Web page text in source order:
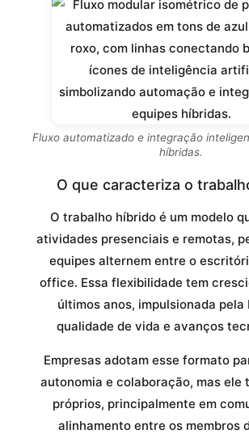
Fluxo automatizado e integração
híbridas.
O que caracteriza o
O trabalho híbrido é um modelo
atividades presenciais e remotas,
equipes alternem entre o
office. Essa flexibilidade tem
últimos anos, impulsionada pela
qualidade de vida e avanços
Empresas adotam esse formato
autonomia e colaboração, mas ele
próprios, principalmente em
alinhamento entre os membros